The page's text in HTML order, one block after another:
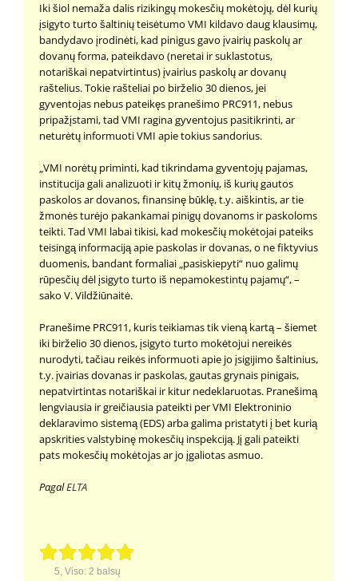
Iki šiol nemaža dalis rizikingų mokesčių mokėtojų, dėl kurių
įsigyto turto šaltinių teisėtumo VMI kildavo daug klausimų,
bandydavo įrodinėti, kad pinigus gavo įvairių paskolų ar
dovanų forma, pateikdavo (neretai ir suklastotus,
notariškai nepatvirtintus) įvairius paskolų ar dovanų
raštelius. Tokie rašteliai po birželio 30 dienos, jei
gyventojas nebus pateikęs pranešimo PRC911, nebus
pripažįstami, tad VMI ragina gyventojus pasitikrinti, ar
neturėtų informuoti VMI apie tokius sandorius.
„VMI norėtų priminti, kad tikrindama gyventojų pajamas,
institucija gali analizuoti ir kitų žmonių, iš kurių gautos
paskolos ar dovanos, finansinę būklę, t.y. aiškintis, ar tie
žmonės turėjo pakankamai pinigų dovanoms ir paskoloms
teikti. Tad VMI labai tikisi, kad mokesčių mokėtojai pateiks
teisingą informaciją apie paskolas ir dovanas, o ne fiktyvius
duomenis, bandant formaliai „pasiskiepyti“ nuo galimų
rūpesčių dėl įsigyto turto iš nepamokestintų pajamų“, –
sako V. Vildžiūnaitė.
Pranešime PRC911, kuris teikiamas tik vieną kartą – šiemet
iki birželio 30 dienos, įsigyto turto mokėtojui nereikės
nurodyti, tačiau reikės informuoti apie jo įsigijimo šaltinius,
t.y. įvairias dovanas ir paskolas, gautas grynais pinigais,
nepatvirtintas notariškai ir kitur nedeklaruotas. Pranešimą
lengviausia ir greičiausia pateikti per VMI Elektroninio
deklaravimo sistemą (EDS) arba galima pristatyti į bet kurią
apskrities valstybinę mokesčių inspekciją. Jį gali pateikti
pats mokesčių mokėtojas ar jo įgaliotas asmuo.
PagalELTA
5, Viso: 2 balsų